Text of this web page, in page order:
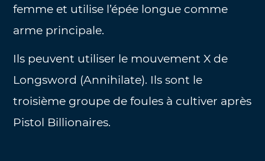
femme et utilise l’épée longue comme
arme principale.
Ils peuvent utiliser le mouvement X de
Longsword (Annihilate). Ils sont le
troisième groupe de foules à cultiver après
Pistol Billionaires.